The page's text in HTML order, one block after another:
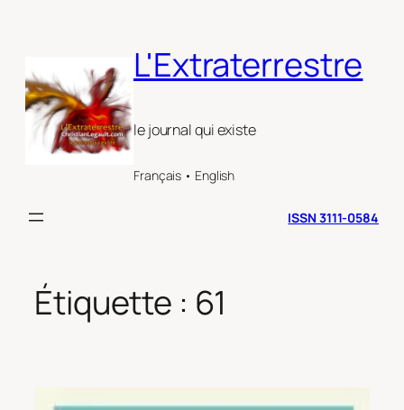
L'Extraterrestre
le journal qui existe
Français • English
ISSN 3111-0584
Étiquette : 61